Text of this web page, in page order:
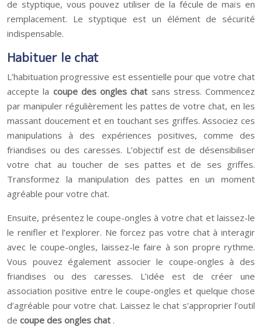
de styptique, vous pouvez utiliser de la fécule de maïs en
remplacement. Le styptique est un élément de sécurité
indispensable.
Habituer le chat
L’habituation progressive est essentielle pour que votre chat
accepte la coupe des ongles chat sans stress. Commencez
par manipuler régulièrement les pattes de votre chat, en les
massant doucement et en touchant ses griffes. Associez ces
manipulations à des expériences positives, comme des
friandises ou des caresses. L’objectif est de désensibiliser
votre chat au toucher de ses pattes et de ses griffes.
Transformez la manipulation des pattes en un moment
agréable pour votre chat.
Ensuite, présentez le coupe-ongles à votre chat et laissez-le
le renifler et l’explorer. Ne forcez pas votre chat à interagir
avec le coupe-ongles, laissez-le faire à son propre rythme.
Vous pouvez également associer le coupe-ongles à des
friandises ou des caresses. L’idée est de créer une
association positive entre le coupe-ongles et quelque chose
d’agréable pour votre chat. Laissez le chat s’approprier l’outil
de coupe des ongles chat .